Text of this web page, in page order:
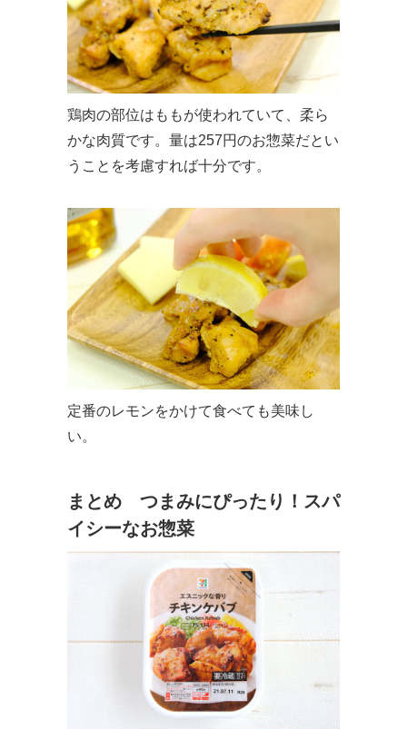
鶏肉の部位はももが使われていて、柔ら
かな肉質です。量は257円のお惣菜だとい
うことを考慮すれば十分です。
定番のレモンをかけて食べても美味し
い。
まとめ つまみにぴったり！スパ
イシーなお惣菜